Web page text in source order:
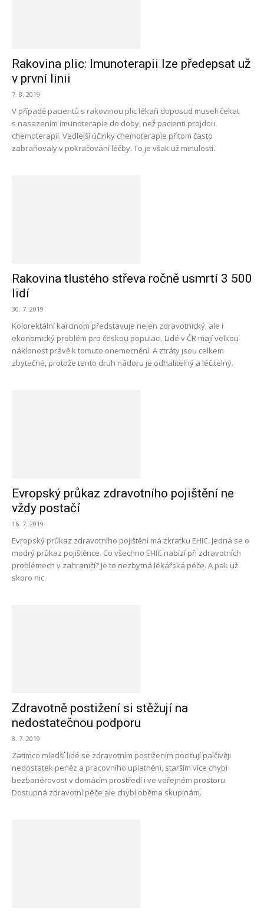
Rakovina plic: Imunoterapii lze předepsat už
v první linii
7. 8. 2019
V případě pacientů s rakovinou plic lékaři doposud museli čekat
s nasazením imunoterapie do doby, než pacienti projdou
chemoterapií. Vedlejší účinky chemoterapie přitom často
zabraňovaly v pokračování léčby. To je však už minulostí.
Rakovina tlustého střeva ročně usmrtí 3 500
lidí
30. 7. 2019
Kolorektální karcinom představuje nejen zdravotnický, ale i
ekonomický problém pro českou populaci. Lidé v ČR mají velkou
náklonost právě k tomuto onemocnění. A ztráty jsou celkem
zbytečné, protože tento druh nádoru je odhalitelný a léčitelný.
Evropský průkaz zdravotního pojištění ne
vždy postačí
16. 7. 2019
Evropský průkaz zdravotního pojištění má zkratku EHIC. Jedná se o
modrý průkaz pojištěnce. Co všechno EHIC nabízí při zdravotních
problémech v zahraničí? Je to nezbytná lékářská péče. A pak už
skoro nic.
Zdravotně postižení si stěžují na
nedostatečnou podporu
8. 7. 2019
Zatímco mladší lidé se zdravotním postižením pociťují palčivěji
nedostatek peněz a pracovního uplatnění, starším více chybí
bezbariérovost v domácím prostředí i ve veřejném prostoru.
Dostupná zdravotní péče ale chybí oběma skupinám.